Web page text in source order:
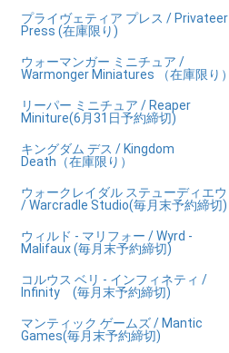
プライヴェティア プレス / Privateer
Press (在庫限り)
ウォーマンガー ミニチュア /
Warmonger Miniatures （在庫限り）
リーパー ミニチュア / Reaper
Miniture(6月31日予約締切)
キングダム デス / Kingdom
Death（在庫限り）
ウォークレイダル ステューディエウ
/ Warcradle Studio(毎月末予約締切)
ウィルド - マリフォー / Wyrd -
Malifaux (毎月末予約締切)
コルウス ベリ - インフィネティ /
Infinity (毎月末予約締切)
マンティック ゲームズ / Mantic
Games(毎月末予約締切)